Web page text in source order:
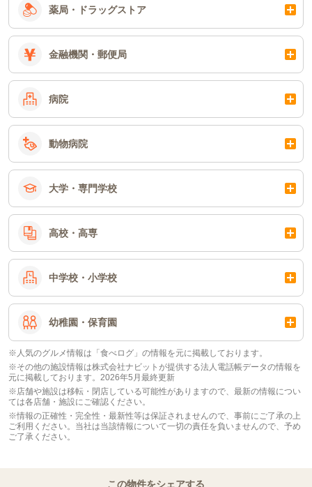
薬局・ドラッグストア
金融機関・郵便局
病院
動物病院
大学・専門学校
高校・高専
中学校・小学校
幼稚園・保育園
※人気のグルメ情報は「食べログ」の情報を元に掲載しております。
※その他の施設情報は株式会社ナビットが提供する法人電話帳データの情報を
元に掲載しております。2026年5月最終更新
※店舗や施設は移転・閉店している可能性がありますので、最新の情報につい
ては各店舗・施設にご確認ください。
※情報の正確性・完全性・最新性等は保証されませんので、事前にご了承の上
ご利用ください。当社は当該情報について一切の責任を負いませんので、予め
ご了承ください。
この物件をシェアする